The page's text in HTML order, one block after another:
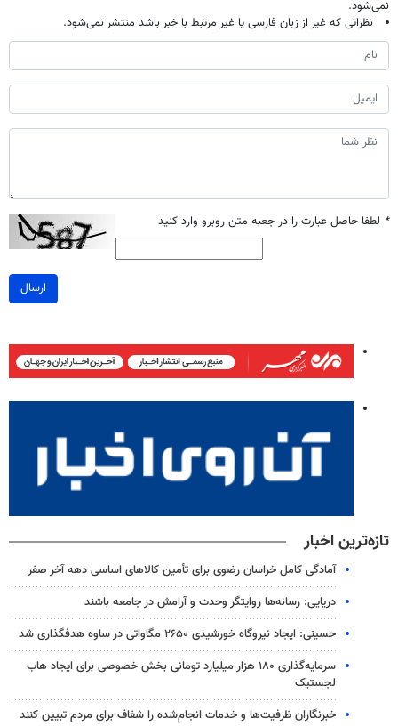
نمی‌شود.
نظراتی که غیر از زبان فارسی یا غیر مرتبط با خبر باشد منتشر نمی‌شود.
* لطفا حاصل عبارت را در جعبه متن روبرو وارد کنید
ارسال
تازه‌ترین اخبار
آمادگی کامل خراسان رضوی برای تأمین کالاهای اساسی دهه آخر صفر
دریایی: رسانه‌ها روایتگر وحدت و آرامش در جامعه باشند
حسینی: ایجاد نیروگاه خورشیدی ۲۶۵۰ مگاواتی در ساوه هدفگذاری شد
سرمایه‌گذاری ۱۸۰ هزار میلیارد تومانی بخش خصوصی برای ایجاد هاب
لجستیک
خبرنگاران ظرفیت‌ها و خدمات انجام‌شده را شفاف برای مردم تبیین کنند